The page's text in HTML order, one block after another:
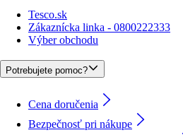
Tesco.sk
Zákaznícka linka - 0800222333
Výber obchodu
Potrebujete pomoc?
Cena doručenia
Bezpečnosť pri nákupe